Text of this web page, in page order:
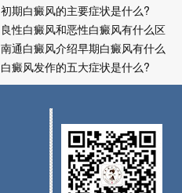
初期白癜风的主要症状是什么?
良性白癜风和恶性白癜风有什么区
南通白癜风介绍早期白癜风有什么
白癜风发作的五大症状是什么?